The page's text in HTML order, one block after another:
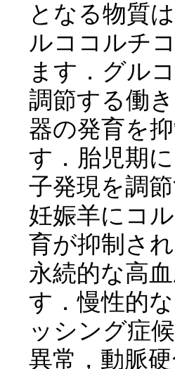
となる物質
ルココルチ
ます．グル
調節する働
器の発育を
す．胎児期
子発現を調
妊娠羊にコ
育が抑制さ
永続的な高
す．慢性的
ッシング症
異常，動脈